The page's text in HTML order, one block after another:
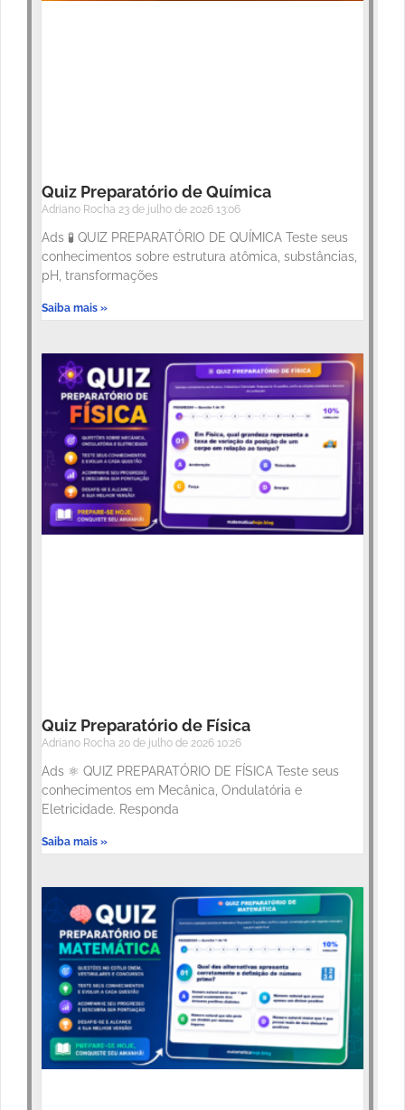
Quiz Preparatório de Química
Adriano Rocha 23 de julho de 2026 13:06
Ads 🧪 QUIZ PREPARATÓRIO DE QUÍMICA Teste seus
conhecimentos sobre estrutura atômica, substâncias,
pH, transformações
Saiba mais »
Quiz Preparatório de Física
Adriano Rocha 20 de julho de 2026 10:26
Ads ⚛️ QUIZ PREPARATÓRIO DE FÍSICA Teste seus
conhecimentos em Mecânica, Ondulatória e
Eletricidade. Responda
Saiba mais »